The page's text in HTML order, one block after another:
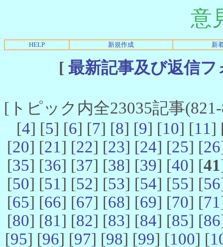
意
HELP 新規作成 新
[ 最新記事及び返信
[トピック内全23035記事
[4] [5] [6] [7] [8] [9] [10] [11]
[20] [21] [22] [23] [24] [25] [26
[35] [36] [37] [38] [39] [40] [41
[50] [51] [52] [53] [54] [55] [56
[65] [66] [67] [68] [69] [70] [71
[80] [81] [82] [83] [84] [85] [86
[95] [96] [97] [98] [99] [100] [